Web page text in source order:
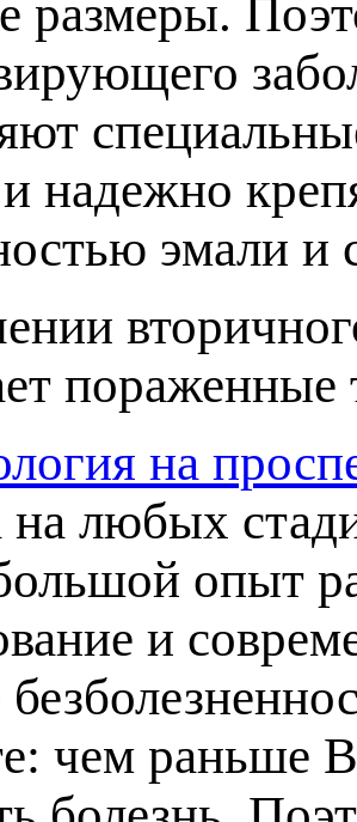
эмали и
пораженные
на
на любых
опыт
и
чем раньше